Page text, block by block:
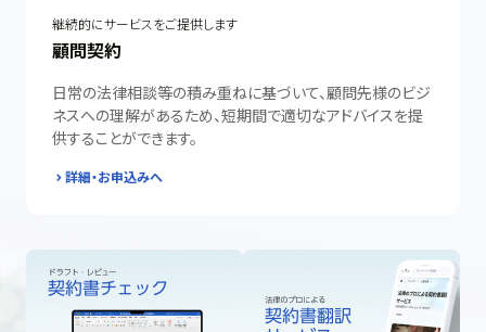
継続的にサービスをご提供します
顧問契約
日常の法律相談等の積み重ねに基づいて、顧問先様のビジ
ネスへの理解があるため、短期間で適切なアドバイスを提
供することができます。
詳細・お申込みへ